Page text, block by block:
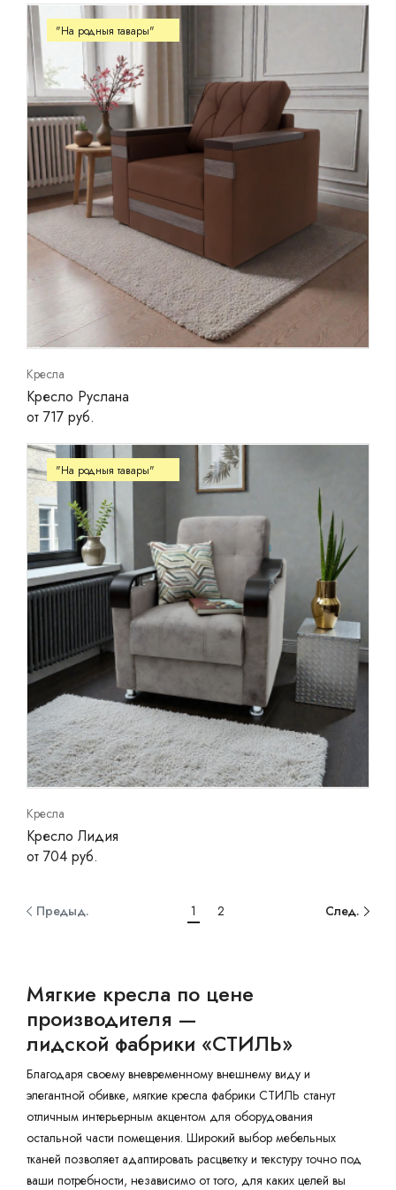
Кресла
Кресло Руслана
от 717 руб.
"На родныя тавары"
Кресла
Кресло Лидия
от 704 руб.
"На родныя тавары"
Предыд. 1 2 След.
Мягкие кресла по цене
производителя —
лидской фабрики «СТИЛЬ»
Благодаря своему вневременному внешнему виду и
элегантной обивке, мягкие кресла фабрики СТИЛЬ станут
отличным интерьерным акцентом для оборудования
остальной части помещения. Широкий выбор мебельных
тканей позволяет адаптировать расцветку и текстуру точно под
ваши потребности, независимо от того, для каких целей вы